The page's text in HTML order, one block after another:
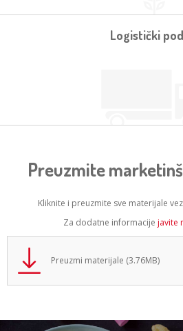
Logistički
Preuzmite
Kliknite i preuzmite sve materijale
Za dodatne informacije javite
Preuzmi materijale (3.76MB)